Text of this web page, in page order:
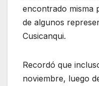
encontrado misma
de algunos
Cusicanqui.
Recordó que
noviembre, luego